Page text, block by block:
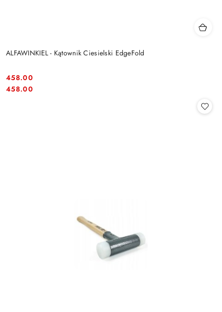
ALFAWINKIEL - Kątownik Ciesielski EdgeFold
Cena:
458.00
Cena:
458.00